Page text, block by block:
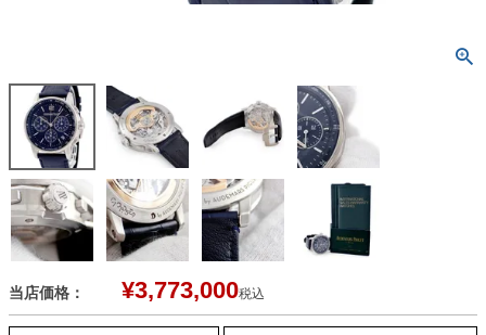
当店価格： ¥3,773,000税込